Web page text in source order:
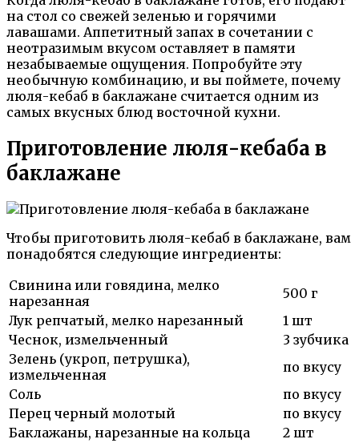
на стол со свежей зеленью и горячими
лавашами. Аппетитный запах в сочетании с
неотразимым вкусом оставляет в памяти
незабываемые ощущения. Попробуйте эту
необычную комбинацию, и вы поймете, почему
люля-кебаб в баклажане считается одним из
самых вкусных блюд восточной кухни.
Приготовление люля-кебаба в
баклажане
Чтобы приготовить люля-кебаб в баклажане, вам
понадобятся следующие ингредиенты:
Свинина или говядина, мелко
нарезанная
500 г
Лук репчатый, мелко нарезанный
1 шт
Чеснок, измельченный
3 зубчика
Зелень (укроп, петрушка),
измельченная
по вкусу
Соль
по вкусу
Перец черный молотый
по вкусу
Баклажаны, нарезанные на кольца
2 шт